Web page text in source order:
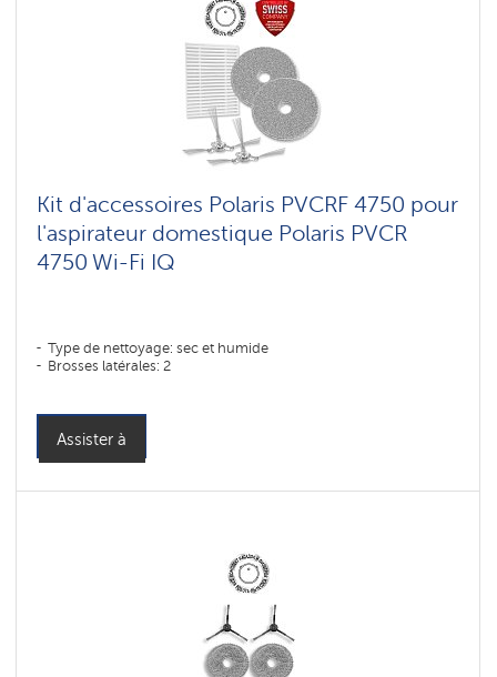
Kit d'accessoires Polaris PVCRF 4750 pour
l'aspirateur domestique Polaris PVCR
4750 Wi-Fi IQ
Type de nettoyage: sec et humide
Brosses latérales: 2
Assister à